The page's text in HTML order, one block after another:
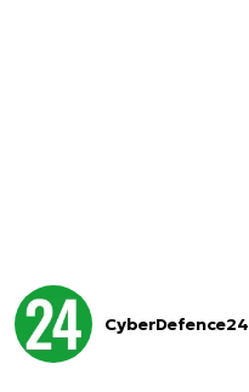
CyberDefence24